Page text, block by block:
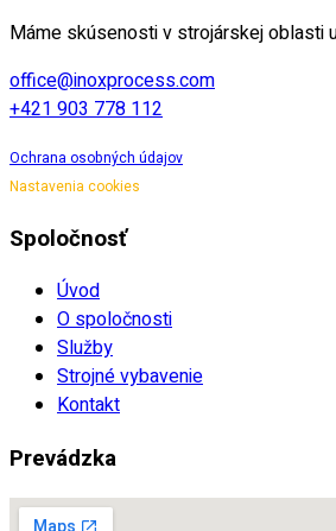
Máme skúsenosti v strojárskej oblasti
office@inoxprocess.com
+421 903 778 112
Ochrana osobných údajov
Nastavenia cookies
Spoločnosť
Úvod
O spoločnosti
Služby
Strojné vybavenie
Kontakt
Prevádzka